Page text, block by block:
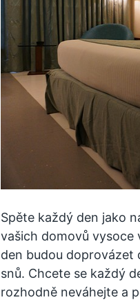
Spěte každý den jako
vašich domovů vysoce
den budou doprovázet
snů. Chcete se každý
rozhodně neváhejte a